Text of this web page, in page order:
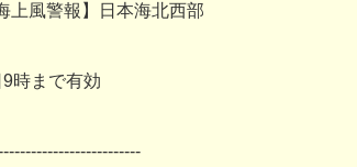
上風警報】日本海北西部
時まで有効